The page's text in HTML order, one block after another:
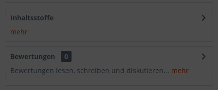
Inhaltsstoffe
mehr
Bewertungen
0
Bewertungen lesen, schreiben und diskutieren... mehr